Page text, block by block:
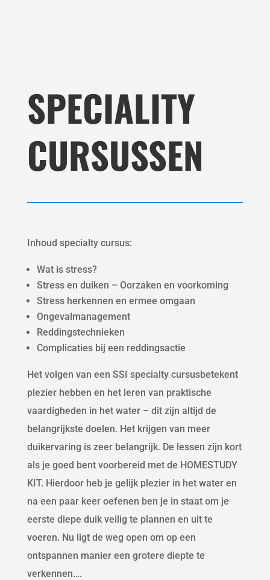
SPECIALITY
CURSUSSEN
Inhoud specialty cursus:
Wat is stress?
Stress en duiken – Oorzaken en voorkoming
Stress herkennen en ermee omgaan
Ongevalmanagement
Reddingstechnieken
Complicaties bij een reddingsactie
Het volgen van een SSI specialty cursusbetekent
plezier hebben en het leren van praktische
vaardigheden in het water – dit zijn altijd de
belangrijkste doelen. Het krijgen van meer
duikervaring is zeer belangrijk. De lessen zijn kort
als je goed bent voorbereid met de HOMESTUDY
KIT. Hierdoor heb je gelijk plezier in het water en
na een paar keer oefenen ben je in staat om je
eerste diepe duik veilig te plannen en uit te
voeren. Nu ligt de weg open om op een
ontspannen manier een grotere diepte te
verkennen….